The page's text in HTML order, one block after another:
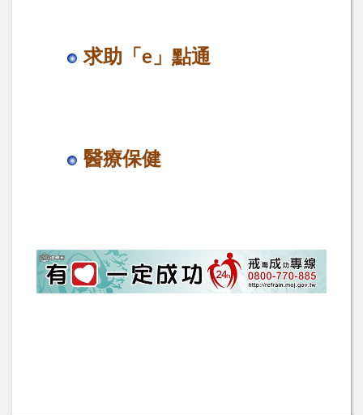
求助「e」點通
醫療保健